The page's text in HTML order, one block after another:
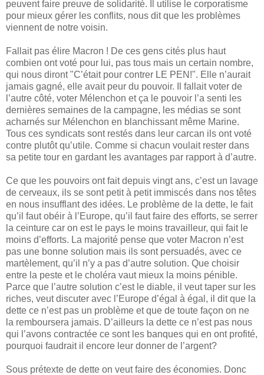
peuvent faire preuve de solidarité. Il utilise le corporatisme
pour mieux gérer les conflits, nous dit que les problèmes
viennent de notre voisin.
Fallait pas élire Macron ! De ces gens cités plus haut
combien ont voté pour lui, pas tous mais un certain nombre,
qui nous diront "C’était pour contrer LE PEN!". Elle n’aurait
jamais gagné, elle avait peur du pouvoir. Il fallait voter de
l’autre côté, voter Mélenchon et ça le pouvoir l’a senti les
dernières semaines de la campagne, les médias se sont
acharnés sur Mélenchon en blanchissant même Marine.
Tous ces syndicats sont restés dans leur carcan ils ont voté
contre plutôt qu’utile. Comme si chacun voulait rester dans
sa petite tour en gardant les avantages par rapport à d’autre.
Ce que les pouvoirs ont fait depuis vingt ans, c’est un lavage
de cerveaux, ils se sont petit à petit immiscés dans nos têtes
en nous insufflant des idées. Le problème de la dette, le fait
qu’il faut obéir à l’Europe, qu’il faut faire des efforts, se serrer
la ceinture car on est le pays le moins travailleur, qui fait le
moins d’efforts. La majorité pense que voter Macron n’est
pas une bonne solution mais ils sont persuadés, avec ce
martèlement, qu’il n’y a pas d’autre solution. Que choisir
entre la peste et le choléra vaut mieux la moins pénible.
Parce que l’autre solution c’est le diable, il veut taper sur les
riches, veut discuter avec l’Europe d’égal à égal, il dit que la
dette ce n’est pas un problème et que de toute façon on ne
la remboursera jamais. D’ailleurs la dette ce n’est pas nous
qui l’avons contractée ce sont les banques qui en ont profité,
pourquoi faudrait il encore leur donner de l’argent?
Sous prétexte de dette on veut faire des économies. Donc